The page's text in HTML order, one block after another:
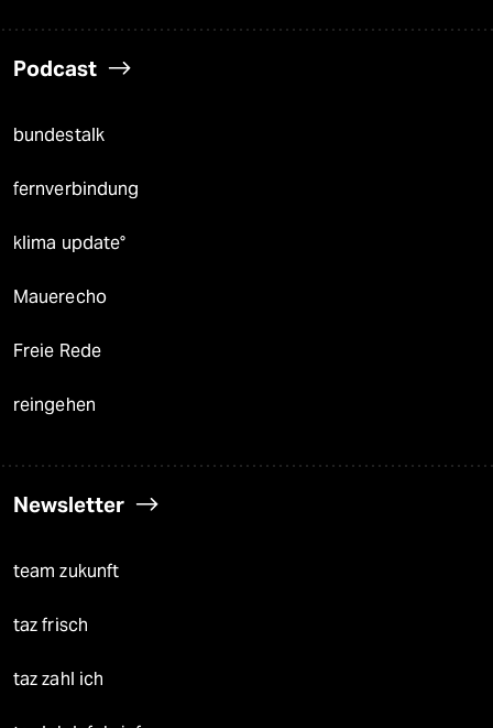
Podcast
bundestalk
fernverbindung
klima update°
Mauerecho
Freie Rede
reingehen
Newsletter
team zukunft
taz frisch
taz zahl ich